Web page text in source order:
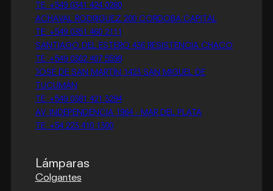
TE: +549 0341 424 0280
ACHAVAL RODRIGUEZ 200 CORDOBA CAPITAL
TE: +549 0351 460 2111
SANTIAGO DEL ESTERO 436 RESISTENCIA CHACO
TE: +549 0362 407 5598
JOSÉ DE SAN MARTÍN 1423 SAN MIGUEL DE
TUCUMÁN
TE: +549 0381 421 3294
AV. INDEPENDENCIA 1964 - MAR DEL PLATA
TE: +54 223 410 1300
Lámparas
Colgantes